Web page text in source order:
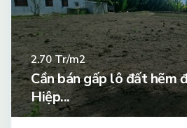
2.70Tr/m2
Cần bán gấp lô đất hẽm
Hiệp...